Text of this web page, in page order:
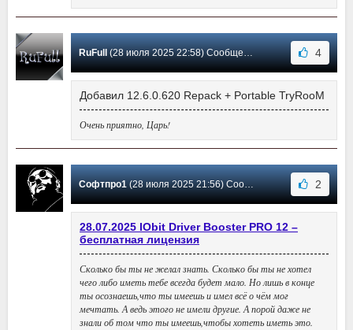
RuFull (28 июля 2025 22:58) Сообщение #3696 4
Добавил 12.6.0.620 Repack + Portable TryRooM
Очень приятно, Царь!
Софтпро1(28 июля 2025 21:56) Сообщение #3695 2
28.07.2025 IObit Driver Booster PRO 12 –
бесплатная лицензия
Сколько бы ты не желал знать. Сколько бы ты не хотел
чего либо иметь тебе всегда будет мало. Но лишь в конце
ты осознаешь,что ты имеешь и имел всё о чём мог
мечтать. А ведь этого не имели другие. А порой даже не
знали об том что ты имеешь,чтобы хотеть иметь это.